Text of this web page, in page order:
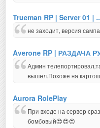
Trueman RP | Server 01 | ..
не заходит, версия
Averone RP | РАЗДАЧА
Админ
вышел.Похоже на
Aurora RolePlay
При входе на сервер
бомбовый😍😍😍